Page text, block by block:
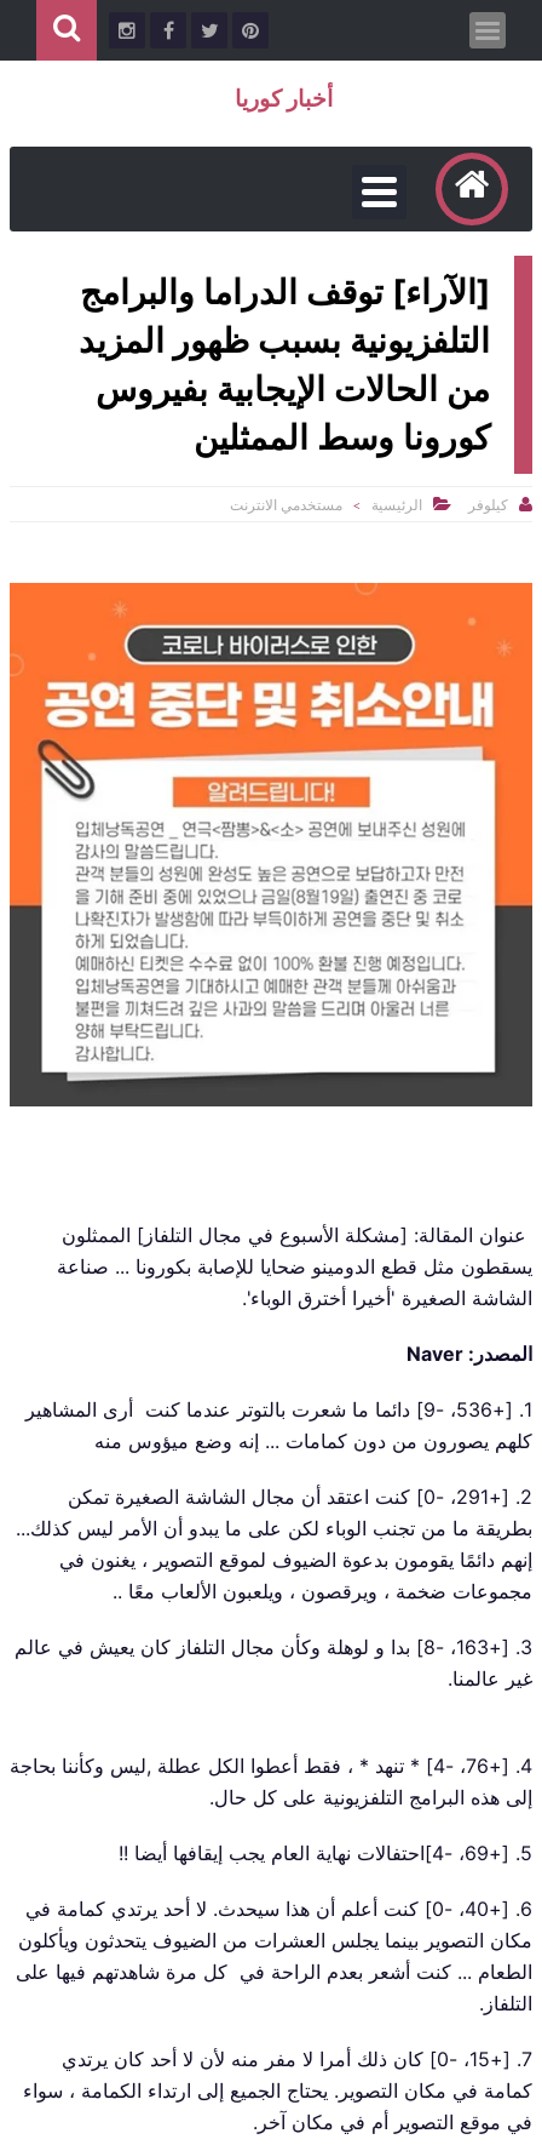
أخبار كوريا
[الآراء] توقف الدراما والبرامج
التلفزيونية بسبب ظهور المزيد
من الحالات الإيجابية بفيروس
كورونا وسط الممثلين
 كيلوفر  الرئيسية > مستخدمي الانترنت
عنوان المقالة: [مشكلة الأسبوع في مجال التلفاز] الممثلون
يسقطون مثل قطع الدومينو ضحايا للإصابة بكورونا ... صناعة
الشاشة الصغيرة 'أخيرا أخترق الوباء'.
المصدر: Naver
1. [+536، -9] دائما ما شعرت بالتوتر عندما كنت أرى المشاهير
كلهم يصورون من دون كمامات ... إنه وضع ميؤوس منه
2. [+291، -0] كنت اعتقد أن مجال الشاشة الصغيرة تمكن
بطريقة ما من تجنب الوباء لكن على ما يبدو أن الأمر ليس كذلك...
إنهم دائمًا يقومون بدعوة الضيوف لموقع التصوير ، يغنون في
مجموعات ضخمة ، ويرقصون ، ويلعبون الألعاب معًا ..
3. [+163، -8] بدا و لوهلة وكأن مجال التلفاز كان يعيش في عالم
غير عالمنا.
4. [+76، -4] * تنهد * ، فقط أعطوا الكل عطلة ,ليس وكأننا بحاجة
إلى هذه البرامج التلفزيونية على كل حال.
5. [+69، -4]احتفالات نهاية العام يجب إيقافها أيضا !!
6. [+40، -0] كنت أعلم أن هذا سيحدث. لا أحد يرتدي كمامة في
مكان التصوير بينما يجلس العشرات من الضيوف يتحدثون ويأكلون
الطعام ... كنت أشعر بعدم الراحة في كل مرة شاهدتهم فيها على
التلفاز.
7. [+15، -0] كان ذلك أمرا لا مفر منه لأن لا أحد كان يرتدي
كمامة في مكان التصوير. يحتاج الجميع إلى ارتداء الكمامة ، سواء
في موقع التصوير أم في مكان آخر.